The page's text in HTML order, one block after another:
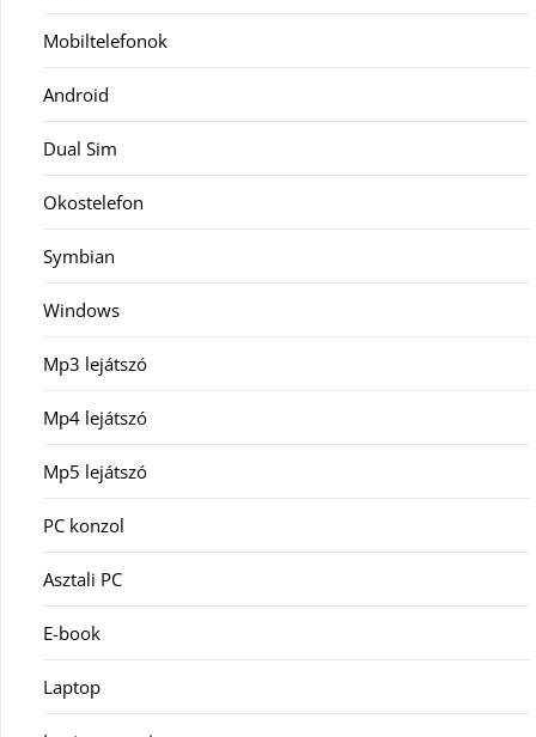
Mobiltelefonok
Android
Dual Sim
Okostelefon
Symbian
Windows
Mp3 lejátszó
Mp4 lejátszó
Mp5 lejátszó
PC konzol
Asztali PC
E-book
Laptop